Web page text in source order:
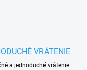
VRÁTENIE
a jednoduché vrátenie